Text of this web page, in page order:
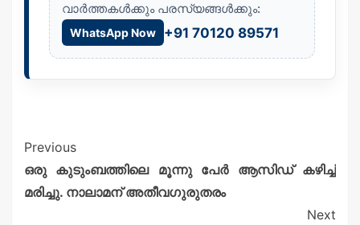
വാർത്തകൾക്കും പരസ്യങ്ങൾക്കും:
WhatsApp Now +91 70120 89571
Previous
ഒരു കുടുംബത്തിലെ മൂന്നു പേർ ആസിഡ് കഴിച്ച്
മരിച്ചു. നാലാമന് അതീവഗുരുതരം
Next